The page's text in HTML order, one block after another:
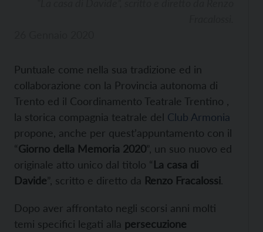
Puntuale come nella sua tradizione ed in
collaborazione con la Provincia autonoma di
Trento ed il Coordinamento Teatrale Trentino ,
la storica compagnia teatrale del Club Armonia
propone, anche per quest’appuntamento con il
“Giorno della Memoria 2020”, un suo nuovo ed
originale atto unico dal titolo “La casa di
Davide”, scritto e diretto da Renzo Fracalossi.
Dopo aver affrontato negli scorsi anni molti
temi specifici legati alla persecuzione